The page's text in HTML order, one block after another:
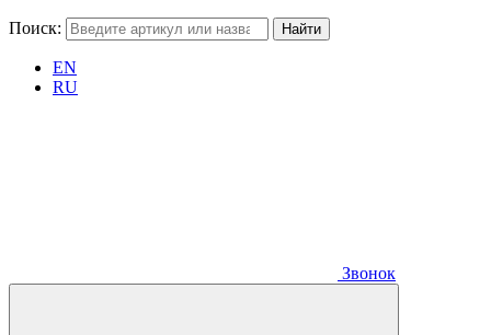
Поиск:
EN
RU
Звонок